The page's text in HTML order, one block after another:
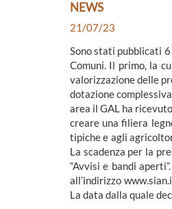
NEWS
21/07/23
Sono stati pubblicati
Comuni. Il primo, la
valorizzazione delle
dotazione
area il GAL ha
creare una filiera
tipiche e agli
La scadenza per la
“Avvisi e bandi
all’indirizzo
La data dalla quale